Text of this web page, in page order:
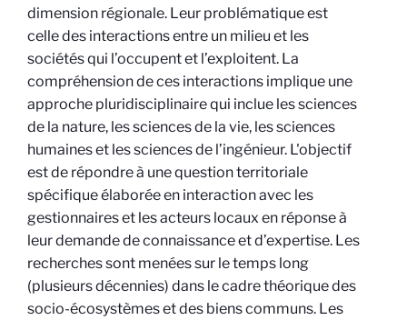
dimension régionale. Leur problématique est
celle des interactions entre un milieu et les
sociétés qui l’occupent et l’exploitent. La
compréhension de ces interactions implique une
approche pluridisciplinaire qui inclue les sciences
de la nature, les sciences de la vie, les sciences
humaines et les sciences de l’ingénieur. L'objectif
est de répondre à une question territoriale
spécifique élaborée en interaction avec les
gestionnaires et les acteurs locaux en réponse à
leur demande de connaissance et d’expertise. Les
recherches sont menées sur le temps long
(plusieurs décennies) dans le cadre théorique des
socio-écosystèmes et des biens communs. Les